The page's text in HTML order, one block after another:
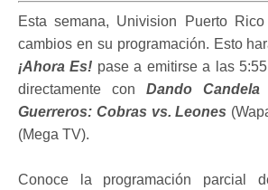
Esta semana, Univision Puerto
cambios en su programación. Esto
¡Ahora Es! pase a emitirse a las
directamente con Dando Candela
Guerreros: Cobras vs. Leones
(Mega TV).
Conoce la programación parcial